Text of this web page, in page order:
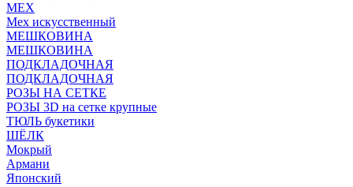
МЕХ
Мех искусственный
МЕШКОВИНА
МЕШКОВИНА
ПОДКЛАДОЧНАЯ
ПОДКЛАДОЧНАЯ
РОЗЫ НА СЕТКЕ
РОЗЫ 3D на сетке крупные
ТЮЛЬ букетики
ШЁЛК
Мокрый
Армани
Японский